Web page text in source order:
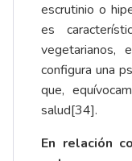
escrutinio o
es
vegetarianos,
configura una
que,
salud[34].
En relación